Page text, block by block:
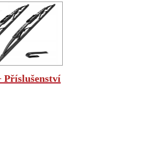
Příslušenství